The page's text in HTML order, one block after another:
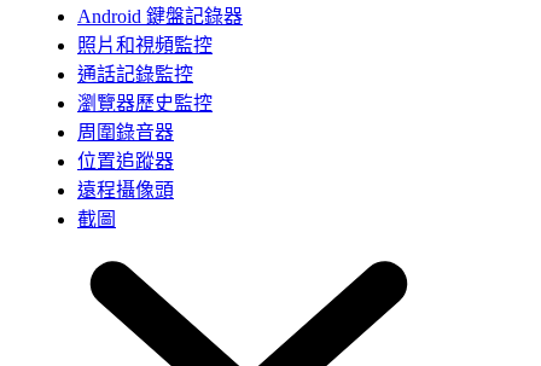
Android 鍵盤記錄器
照片和視頻監控
通話記錄監控
瀏覽器歷史監控
周圍錄音器
位置追蹤器
遠程攝像頭
截圖